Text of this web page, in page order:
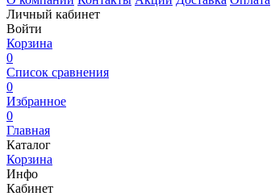
Личный кабинет
Войти
Корзина
0
Список сравнения
0
Избранное
0
Главная
Каталог
Корзина
Инфо
Кабинет